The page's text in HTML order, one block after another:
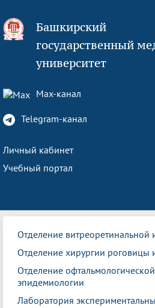
Башкирский
государственный
университет
Max-канал
Telegram-канал
Личный кабинет
Учебный портал
Отделение витреоретинальной
Отделение хирургии роговицы
Отделение
эпидемиологии
Лаборатория